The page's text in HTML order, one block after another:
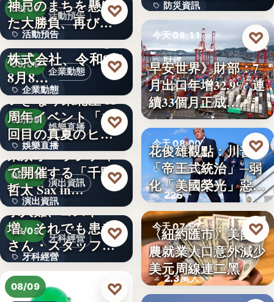
活動預告
08/09
活動預告
300人
神戸のまちを懸け
た大勝負、再び！
…
♡
企業動態
08/09
企業動態
文字
Internnect Group
株式会社、令和8年
8月8…
♡
娛樂直播
08/09
娛樂直播
11
いぎなり東北産 11
周年イベント「11
回目の真夏のヒロ
イ…
♡
演出資訊
08/09
演出資訊
3
東京オペラシティ
で開催する「千野
哲太 Sax in…
♡
牙科經營
08/09
牙科經營
3,700万円
求人難、コスト
増。それでも患者
さん・スタッフ・
院長を豊か…
♡
08/09 ♡
防災資訊
文字
時…
今天 08:11
財經
32.9%
早安世界》財部：7
月出口年增32.9% 連
續33個月正成…
♡
今天 08:00
美國政治
225
花俊雄觀點：川普
「帝王式統治」─弱
化「美國榮光」惡化
「民…
♡
今天 07:57
財經匯市
2.3萬人
〈紐約匯市〉美國非
農就業人口意外減少
美元周線連二黑
♡